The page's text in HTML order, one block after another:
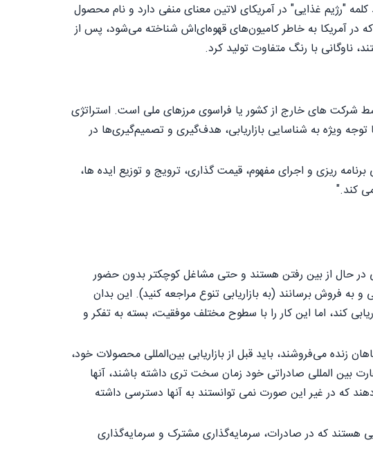
"رژیم غذایی" در آمریکای لاتین معنای منفی دارد و نام محصول
در آمریکا به خاطر کامیون‌های قهوه‌ای‌اش شناخته می‌شود، پس از
ناوگانی با رنگ متفاوت تولید کرد.
شرکت های خارج از کشور یا فراسوی مرزهای ملی است. استراتژی
ویژه به شناسایی بازاریابی، هدف‌گیری و تصمیم‌گیری‌ها در
برنامه ریزی و اجرای مفهوم، قیمت گذاری، ترویج و توزیع ایده ها،
کند."
در حال از بین رفتن هستند و حتی مشاغل کوچکتر بدون حضور
به فروش برسانند (به بازاریابی تنوع مراجعه کنید). این بدان
کند، اما این کار را با سطوح مختلف موفقیت، بسته به تفکر و
زنده می‌فروشند، باید قبل از بازاریابی بین‌المللی محصولات خود،
بین المللی صادراتی خود زمان سخت تری داشته باشند، آنها
که در غیر این صورت نمی توانستند به آنها دسترسی داشته
هستند که در صادرات، سرمایه‌گذاری مشترک و سرمایه‌گذاری